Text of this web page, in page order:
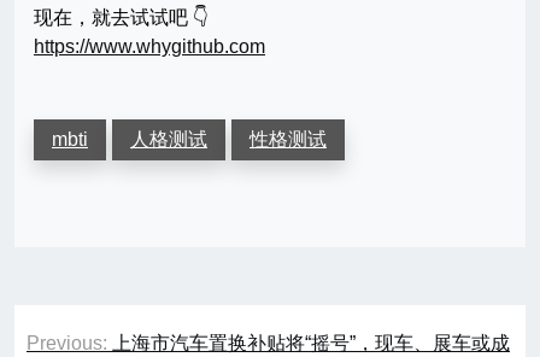
现在，就去试试吧 👇
https://www.whygithub.com
mbti 人格测试 性格测试
文Previous:
上海市汽车置换补贴将“摇号”，现车、展车或成